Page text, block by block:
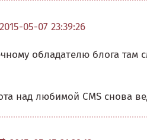
2015-05-07 23:39:26
обладателю блога там
над любимой CMS снова